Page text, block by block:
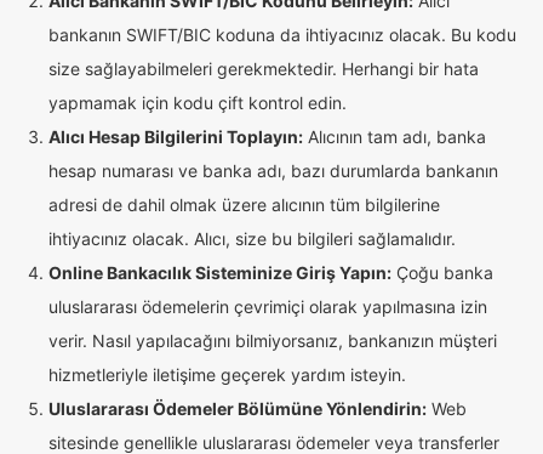
bankanın SWIFT/BIC koduna da ihtiyacınız olacak. Bu kodu
size sağlayabilmeleri gerekmektedir. Herhangi bir hata
yapmamak için kodu çift kontrol edin.
Alıcı Hesap Bilgilerini Toplayın: Alıcının tam adı, banka
hesap numarası ve banka adı, bazı durumlarda bankanın
adresi de dahil olmak üzere alıcının tüm bilgilerine
ihtiyacınız olacak. Alıcı, size bu bilgileri sağlamalıdır.
Online Bankacılık Sisteminize Giriş Yapın: Çoğu banka
uluslararası ödemelerin çevrimiçi olarak yapılmasına izin
verir. Nasıl yapılacağını bilmiyorsanız, bankanızın müşteri
hizmetleriyle iletişime geçerek yardım isteyin.
Uluslararası Ödemeler Bölümüne Yönlendirin: Web
sitesinde genellikle uluslararası ödemeler veya transferler